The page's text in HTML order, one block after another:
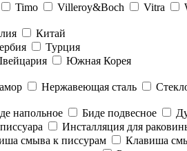
Timo Villeroy&Boсh Vitra
Китай
Турция
Южная Корея
Нержавеющая сталь
напольное Биде подвесное
Инсталляция для
смыва к писсурам Клавиша